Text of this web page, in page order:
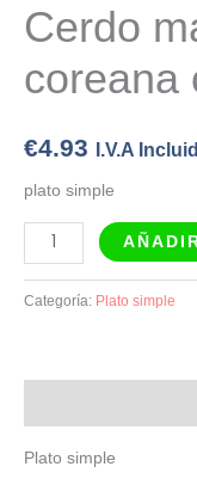
Cerdo
coreana
€4.93 I.V.A
plato simple
con
cantidad
Categoría: Plato simple
Plato simple